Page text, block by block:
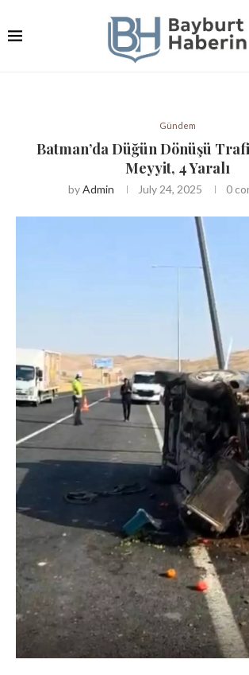
Gündem
Batman’da Düğün Dönüşü
Meyyit, 4 Yaralı
byAdmin July 24, 2025 0